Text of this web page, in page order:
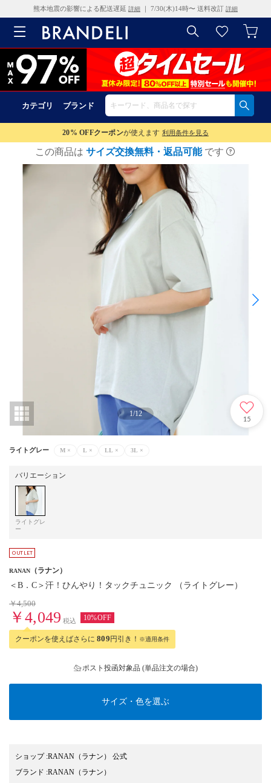
熊本地震の影響による配送遅延 詳細 ｜ 7/30(木)14時〜 送料改訂 詳細
カテゴリ ブランド
20% OFFクーポンが使えます 利用条件を見る
この商品は サイズ交換無料・返品可能 です
1/12
15
ライトグレー M × L × LL × 3L ×
バリエーション
ライトグレ
ー
RANAN （ラナン）
＜B．C＞汗！ひんやり！タックチュニック （ライトグレー）
￥4,500
￥4,049 税込 10%OFF
クーポンを使えばさらに 809円引き！ ※適用条件
ポスト投函対象品 (単品注文の場合)
サイズ・色を選ぶ
ショップ:RANAN（ラナン） 公式
ブランド :RANAN （ラナン）